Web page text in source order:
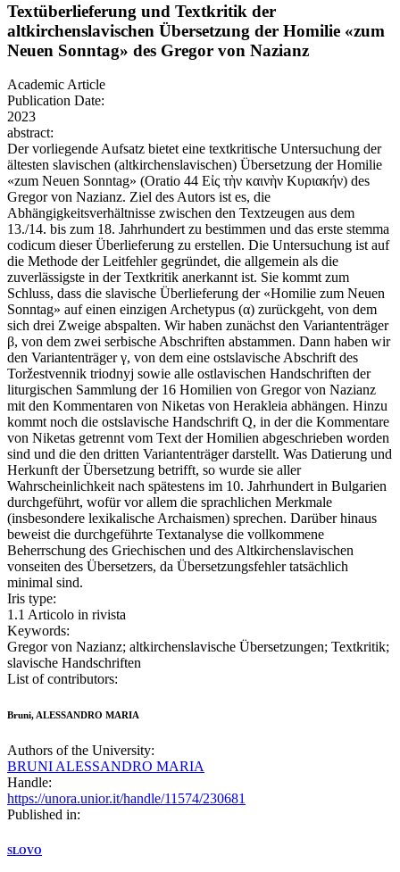
Textüberlieferung und Textkritik der
altkirchenslavischen Übersetzung der Homilie «zum
Neuen Sonntag» des Gregor von Nazianz
Academic Article
Publication Date:
2023
abstract:
Der vorliegende Aufsatz bietet eine textkritische Untersuchung der
ältesten slavischen (altkirchenslavischen) Übersetzung der Homilie
«zum Neuen Sonntag» (Oratio 44 Εἰς τὴν καινὴν Κυριακήν) des
Gregor von Nazianz. Ziel des Autors ist es, die
Abhängigkeitsverhältnisse zwischen den Textzeugen aus dem
13./14. bis zum 18. Jahrhundert zu bestimmen und das erste stemma
codicum dieser Überlieferung zu erstellen. Die Untersuchung ist auf
die Methode der Leitfehler gegründet, die allgemein als die
zuverlässigste in der Textkritik anerkannt ist. Sie kommt zum
Schluss, dass die slavische Überlieferung der «Homilie zum Neuen
Sonntag» auf einen einzigen Archetypus (α) zurückgeht, von dem
sich drei Zweige abspalten. Wir haben zunächst den Variantenträger
β, von dem zwei serbische Abschriften abstammen. Dann haben wir
den Variantenträger γ, von dem eine ostslavische Abschrift des
Toržestvennik triodnyj sowie alle ostlavischen Handschriften der
liturgischen Sammlung der 16 Homilien von Gregor von Nazianz
mit den Kommentaren von Niketas von Herakleia abhängen. Hinzu
kommt noch die ostslavische Handschrift Q, in der die Kommentare
von Niketas getrennt vom Text der Homilien abgeschrieben worden
sind und die den dritten Variantenträger darstellt. Was Datierung und
Herkunft der Übersetzung betrifft, so wurde sie aller
Wahrscheinlichkeit nach spätestens im 10. Jahrhundert in Bulgarien
durchgeführt, wofür vor allem die sprachlichen Merkmale
(insbesondere lexikalische Archaismen) sprechen. Darüber hinaus
beweist die durchgeführte Textanalyse die vollkommene
Beherrschung des Griechischen und des Altkirchenslavischen
vonseiten des Übersetzers, da Übersetzungsfehler tatsächlich
minimal sind.
Iris type:
1.1 Articolo in rivista
Keywords:
Gregor von Nazianz; altkirchenslavische Übersetzungen; Textkritik;
slavische Handschriften
List of contributors:
Bruni, ALESSANDRO MARIA
Authors of the University:
BRUNI ALESSANDRO MARIA
Handle:
https://unora.unior.it/handle/11574/230681
Published in:
SLOVO